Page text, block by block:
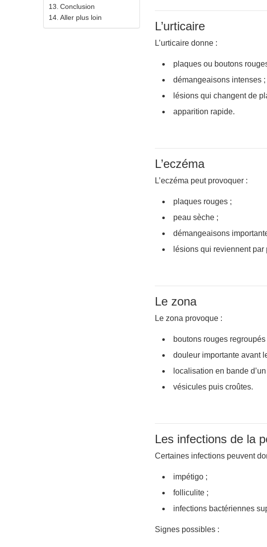
Conclusion
Aller plus loin
L’urticaire
L’urticaire donne :
plaques ou boutons
démangeaisons intenses ;
lésions qui changent de
apparition rapide.
L’eczéma
L’eczéma peut provoquer :
plaques rouges ;
peau sèche ;
démangeaisons
lésions qui reviennent par
Le zona
Le zona provoque :
boutons rouges regroupés
douleur importante avant
localisation en bande
vésicules puis croûtes.
Les infections de la
Certaines infections peuvent
impétigo ;
folliculite ;
infections bactériennes
Signes possibles :